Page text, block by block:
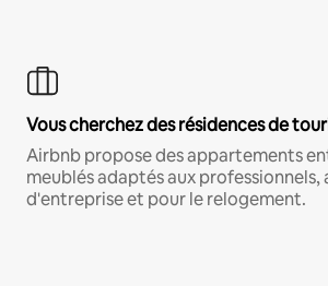
Vous cherchez des résidences de
Airbnb propose des appartements
meublés adaptés aux professionnels,
d'entreprise et pour le relogement.